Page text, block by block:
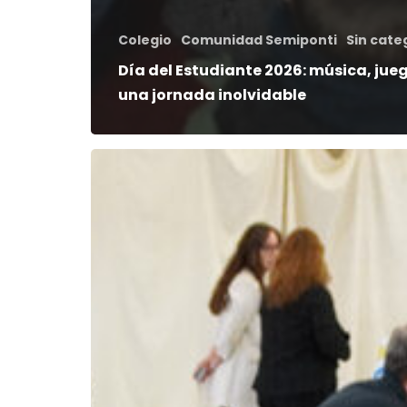
Colegio Comunidad Semiponti Sin
Día del Estudiante 2026: música,
una jornada inolvidable
Comunidad,